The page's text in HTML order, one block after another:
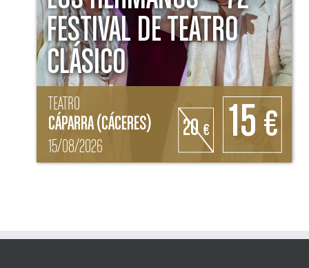
FESTIVAL DE TEATRO
CLÁSICO
TEATRO
CÁPARRA (CÁCERES)
15/08/2026
20€ 15 €